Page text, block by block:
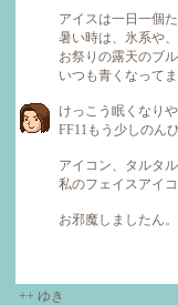
アイスは一日一個
暑い時は、氷系や
お祭りの露天のブ
いつも青くなって
けっこう眠くなり
FF11もう少しのん
アイコン、タルタ
私のフェイスアイ
お邪魔しましたん
++ ゆき